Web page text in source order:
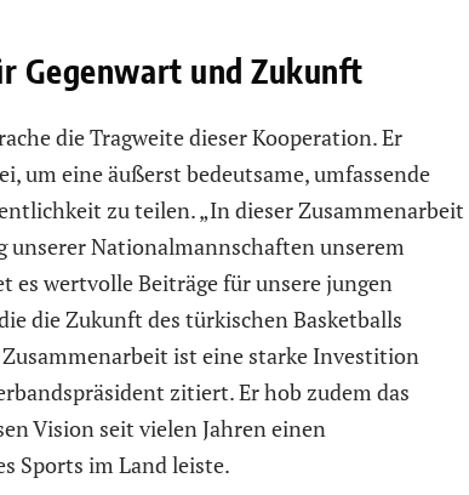
Gegenwart und Zukunft
die Tragweite dieser Kooperation. Er
um eine äußerst bedeutsame, umfassende
zu teilen. „In dieser Zusammenarbeit
Nationalmannschaften unserem
wertvolle Beiträge für unsere jungen
die Zukunft des türkischen Basketballs
ist eine starke Investition
zitiert. Er hob zudem das
Vision seit vielen Jahren einen
Sports im Land leiste.